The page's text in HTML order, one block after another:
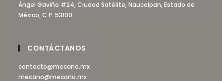
Ángel Gaviño #24, Ciudad Satélite, Naucalpan, Estado de
México, C.P. 53100.
CONTÁCTANOS
contacto@mecano.mx
mecano@mecano.mx